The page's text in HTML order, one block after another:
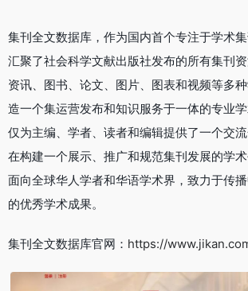
集刊全文数据库，作为国内首个专注于学术
汇聚了社会科学文献出版社发布的所有集刊
资讯、图书、论文、图片、图表和视频等多
造一个集运营发布和知识服务于一体的专业
仅为主编、学者、读者和编辑提供了一个交
在构建一个展示、推广和规范集刊发展的学
面向全球华人学者和华语学术界，致力于传
的优秀学术成果。
集刊全文数据库官网： https://